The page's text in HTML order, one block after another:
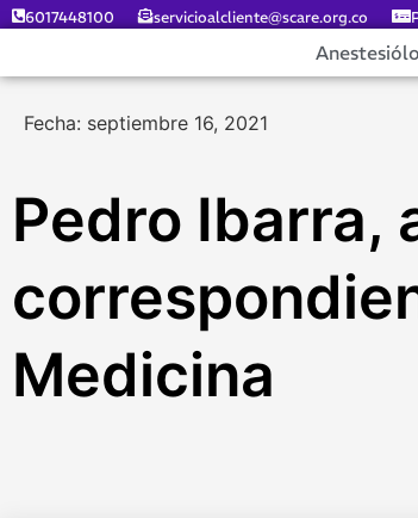
6017448100 servicioalcliente@scare.org.co
Fecha: septiembre 16, 2021
Pedro Ibarra,
Medicina